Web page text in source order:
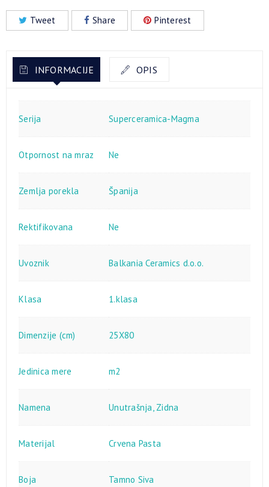
Tweet Share Pinterest
INFORMACIJE OPIS
Serija Superceramica-Magma
Otpornost na mraz Ne
Zemlja porekla Španija
Rektifikovana Ne
Uvoznik Balkania Ceramics d.o.o.
Klasa 1.klasa
Dimenzije (cm) 25X80
Jedinica mere m2
Namena Unutrašnja, Zidna
Materijal Crvena Pasta
Boja Tamno Siva